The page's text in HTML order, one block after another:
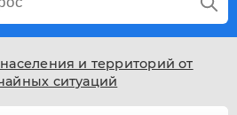
и территорий от
ситуаций